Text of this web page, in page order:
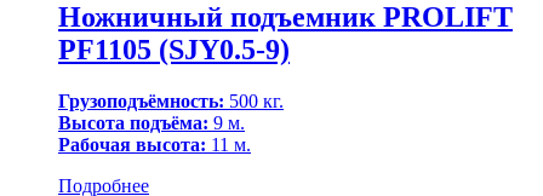
Ножничный подъемник PROLIFT
PF1105 (SJY0.5-9)
Грузоподъёмность: 500 кг.
Высота подъёма: 9 м.
Рабочая высота: 11 м.
Подробнее